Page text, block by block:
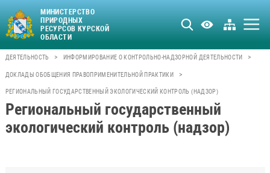
МИНИСТЕРСТВО
ПРИРОДНЫХ
РЕСУРСОВ КУРСКОЙ
ОБЛАСТИ
ДЕЯТЕЛЬНОСТЬ > ИНФОРМИРОВАНИЕ О КОНТРОЛЬНО-НАДЗОРНОЙ ДЕЯТЕЛЬНОСТИ >
ДОКЛАДЫ ОБОБЩЕНИЯ ПРАВОПРИМЕНИТЕЛЬНОЙ ПРАКТИКИ >
РЕГИОНАЛЬНЫЙ ГОСУДАРСТВЕННЫЙ ЭКОЛОГИЧЕСКИЙ КОНТРОЛЬ (НАДЗОР)
Региональный государственный
экологический контроль (надзор)